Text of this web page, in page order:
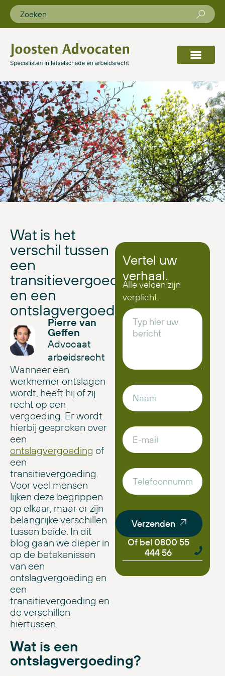
Wat is het
verschil tussen
een
transitievergoeding
en een
ontslagvergoeding?
Pierre van
Geffen
Advocaat
arbeidsrecht
Wanneer een
werknemer ontslagen
wordt, heeft hij of zij
recht op een
vergoeding. Er wordt
hierbij gesproken over
een
ontslagvergoeding of
een
transitievergoeding.
Voor veel mensen
lijken deze begrippen
op elkaar, maar er zijn
belangrijke verschillen
tussen beide. In dit
blog gaan we dieper in
op de betekenissen
van een
ontslagvergoeding en
een
transitievergoeding en
de verschillen
hiertussen.
Wat is een
ontslagvergoeding?
Vertel uw
verhaal.
Alle velden zijn
verplicht.
Verzenden
Of bel 0800 55
444 56